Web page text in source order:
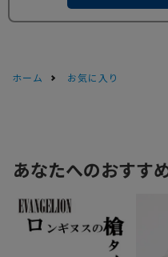
ホーム お気に入り